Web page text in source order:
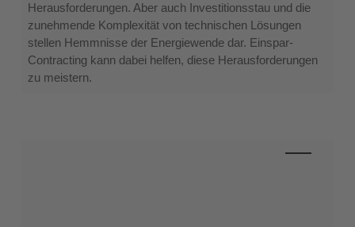
von
Contracting
Herausforderungen. Aber auch Investitionsstau und die
zunehmende Komplexität von technischen Lösungen
stellen Hemmnisse der Energiewende dar. Einspar-
Contracting kann dabei helfen, diese Herausforderungen
zu meistern.